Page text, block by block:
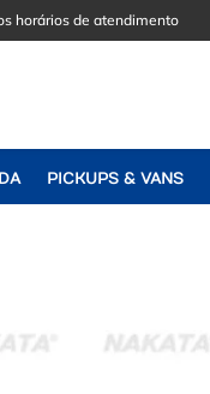
horários de atendimento
PICKUPS & VANS